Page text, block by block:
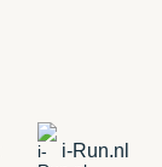
i-Run.nl